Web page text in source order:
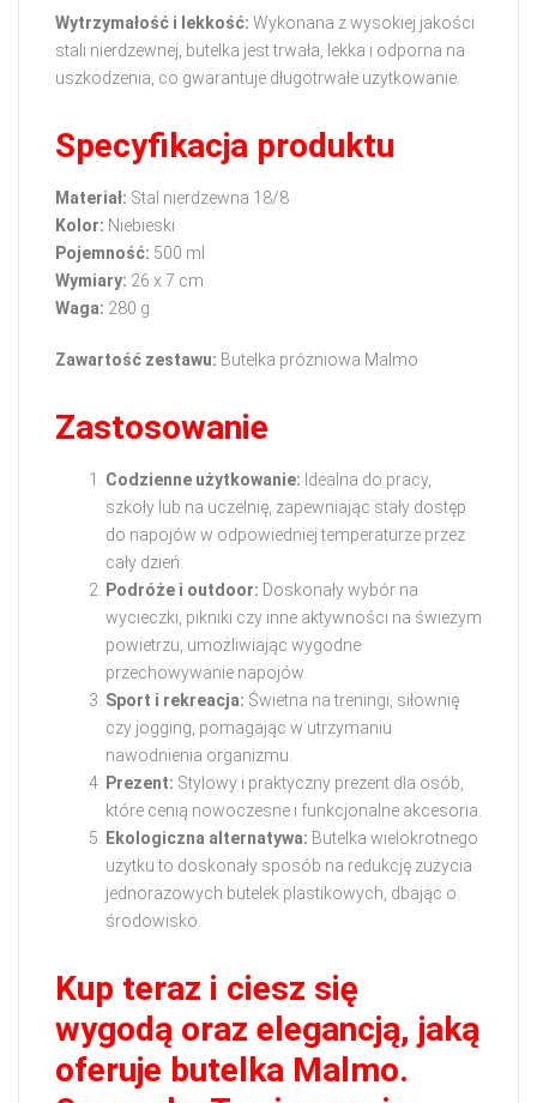
Wytrzymałość i lekkość: Wykonana z wysokiej jakości
stali nierdzewnej, butelka jest trwała, lekka i odporna na
uszkodzenia, co gwarantuje długotrwałe użytkowanie.
Specyfikacja produktu
Materiał: Stal nierdzewna 18/8
Kolor: Niebieski
Pojemność: 500 ml
Wymiary: 26 x 7 cm
Waga: 280 g
Zawartość zestawu: Butelka próżniowa Malmo
Zastosowanie
Codzienne użytkowanie: Idealna do pracy,
szkoły lub na uczelnię, zapewniając stały dostęp
do napojów w odpowiedniej temperaturze przez
cały dzień.
Podróże i outdoor: Doskonały wybór na
wycieczki, pikniki czy inne aktywności na świeżym
powietrzu, umożliwiając wygodne
przechowywanie napojów.
Sport i rekreacja: Świetna na treningi, siłownię
czy jogging, pomagając w utrzymaniu
nawodnienia organizmu.
Prezent: Stylowy i praktyczny prezent dla osób,
które cenią nowoczesne i funkcjonalne akcesoria.
Ekologiczna alternatywa: Butelka wielokrotnego
użytku to doskonały sposób na redukcję zużycia
jednorazowych butelek plastikowych, dbając o
środowisko.
Kup teraz i ciesz się
wygodą oraz elegancją, jaką
oferuje butelka Malmo.